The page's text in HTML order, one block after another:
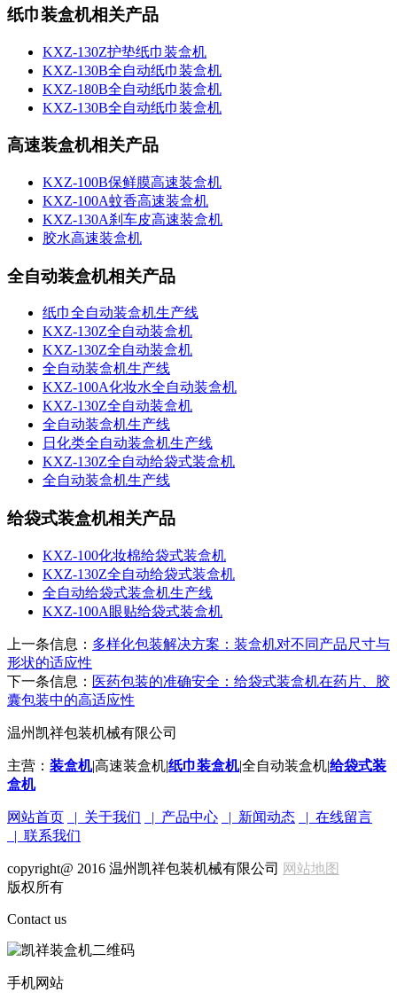
纸巾装盒机相关产品
KXZ-130Z护垫纸巾装盒机
KXZ-130B全自动纸巾装盒机
KXZ-180B全自动纸巾装盒机
KXZ-130B全自动纸巾装盒机
高速装盒机相关产品
KXZ-100B保鲜膜高速装盒机
KXZ-100A蚊香高速装盒机
KXZ-130A刹车皮高速装盒机
胶水高速装盒机
全自动装盒机相关产品
纸巾全自动装盒机生产线
KXZ-130Z全自动装盒机
KXZ-130Z全自动装盒机
全自动装盒机生产线
KXZ-100A化妆水全自动装盒机
KXZ-130Z全自动装盒机
全自动装盒机生产线
日化类全自动装盒机生产线
KXZ-130Z全自动给袋式装盒机
全自动装盒机生产线
给袋式装盒机相关产品
KXZ-100化妆棉给袋式装盒机
KXZ-130Z全自动给袋式装盒机
全自动给袋式装盒机生产线
KXZ-100A眼贴给袋式装盒机
上一条信息： 多样化包装解决方案：装盒机对不同产品尺寸与
形状的适应性
下一条信息： 医药包装的准确安全：给袋式装盒机在药片、胶
囊包装中的高适应性
温州凯祥包装机械有限公司
主营： 装盒机|高速装盒机|纸巾装盒机|全自动装盒机|给袋式装
盒机
网站首页 | 关于我们 | 产品中心 | 新闻动态
| 在线留言
| 联系我们
copyright@ 2016 温州凯祥包装机械有限公司
网站地图
版权所有
Contact us
手机网站